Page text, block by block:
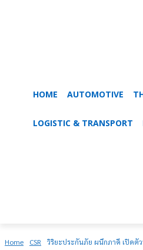
HOME AUTOMOTIVE
LOGISTIC & TRANSPORT
Home CSR วิริยะประกันภัย ผนึกภาคี เปิดตั